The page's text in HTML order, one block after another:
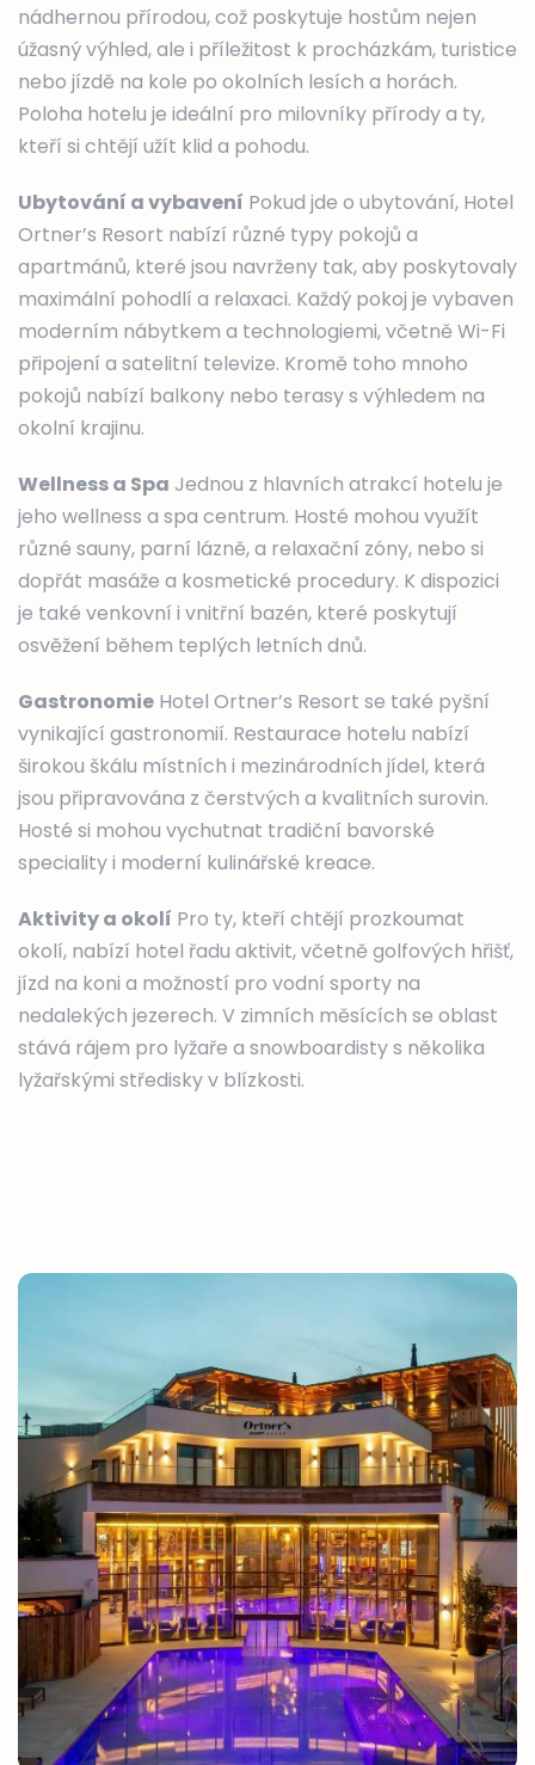
nádhernou přírodou, což poskytuje hostům nejen
úžasný výhled, ale i příležitost k procházkám, turistice
nebo jízdě na kole po okolních lesích a horách.
Poloha hotelu je ideální pro milovníky přírody a ty,
kteří si chtějí užít klid a pohodu.
Ubytování a vybavení Pokud jde o ubytování, Hotel
Ortner’s Resort nabízí různé typy pokojů a
apartmánů, které jsou navrženy tak, aby poskytovaly
maximální pohodlí a relaxaci. Každý pokoj je vybaven
moderním nábytkem a technologiemi, včetně Wi-Fi
připojení a satelitní televize. Kromě toho mnoho
pokojů nabízí balkony nebo terasy s výhledem na
okolní krajinu.
Wellness a Spa Jednou z hlavních atrakcí hotelu je
jeho wellness a spa centrum. Hosté mohou využít
různé sauny, parní lázně, a relaxační zóny, nebo si
dopřát masáže a kosmetické procedury. K dispozici
je také venkovní i vnitřní bazén, které poskytují
osvěžení během teplých letních dnů.
Gastronomie Hotel Ortner’s Resort se také pyšní
vynikající gastronomií. Restaurace hotelu nabízí
širokou škálu místních i mezinárodních jídel, která
jsou připravována z čerstvých a kvalitních surovin.
Hosté si mohou vychutnat tradiční bavorské
speciality i moderní kulinářské kreace.
Aktivity a okolí Pro ty, kteří chtějí prozkoumat
okolí, nabízí hotel řadu aktivit, včetně golfových hřišť,
jízd na koni a možností pro vodní sporty na
nedalekých jezerech. V zimních měsících se oblast
stává rájem pro lyžaře a snowboardisty s několika
lyžařskými středisky v blízkosti.